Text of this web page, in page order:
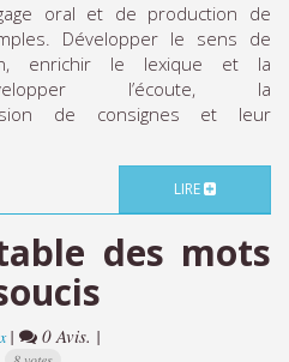
oral et de production de
Développer le sens de
enrichir le lexique et la
l’écoute, la
de consignes et leur
LIRE
des mots
| 0 Avis. |